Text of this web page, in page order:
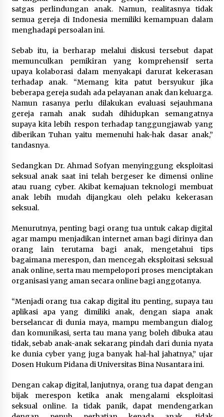
satgas perlindungan anak. Namun, realitasnya tidak
semua gereja di Indonesia memiliki kemampuan dalam
menghadapi persoalan ini.
Sebab itu, ia berharap melalui diskusi tersebut dapat
memunculkan pemikiran yang komprehensif serta
upaya kolaborasi dalam menyakapi darurat kekerasan
terhadap anak. “Memang kita patut bersyukur jika
beberapa gereja sudah ada pelayanan anak dan keluarga.
Namun rasanya perlu dilakukan evaluasi sejauhmana
gereja ramah anak sudah dihidupkan semangatnya
supaya kita lebih respon terhadap tanggungjawab yang
diberikan Tuhan yaitu memenuhi hak-hak dasar anak,”
tandasnya.
Sedangkan Dr. Ahmad Sofyan menyinggung eksploitasi
seksual anak saat ini telah bergeser ke dimensi online
atau ruang cyber. Akibat kemajuan teknologi membuat
anak lebih mudah dijangkau oleh pelaku kekerasan
seksual.
Menurutnya, penting bagi orang tua untuk cakap digital
agar mampu menjadikan internet aman bagi dirinya dan
orang lain terutama bagi anak, mengetahui tips
bagaimana merespon, dan mencegah eksploitasi seksual
anak online, serta mau mempelopori proses menciptakan
organisasi yang aman secara online bagi anggotanya.
“Menjadi orang tua cakap digital itu penting, supaya tau
aplikasi apa yang dimiliki anak, dengan siapa anak
berselancar di dunia maya, mampu membangun dialog
dan komunikasi, serta tau mana yang boleh dibuka atau
tidak, sebab anak-anak sekarang pindah dari dunia nyata
ke dunia cyber yang juga banyak hal-hal jahatnya,” ujar
Dosen Hukum Pidana di Universitas Bina Nusantara ini.
Dengan cakap digital, lanjutnya, orang tua dapat dengan
bijak merespon ketika anak mengalami eksploitasi
seksual online. Ia tidak panik, dapat mendengarkan